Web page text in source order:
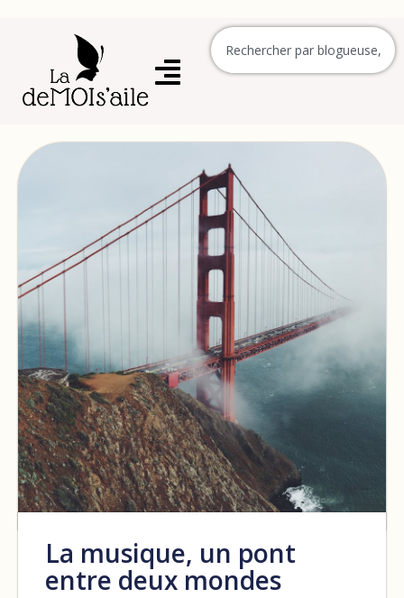
La musique, un pont
entre deux mondes